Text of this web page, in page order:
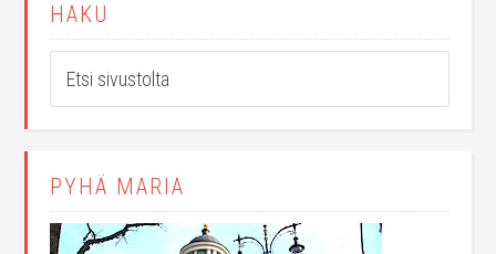
HAKU
PYHÄ MARIA